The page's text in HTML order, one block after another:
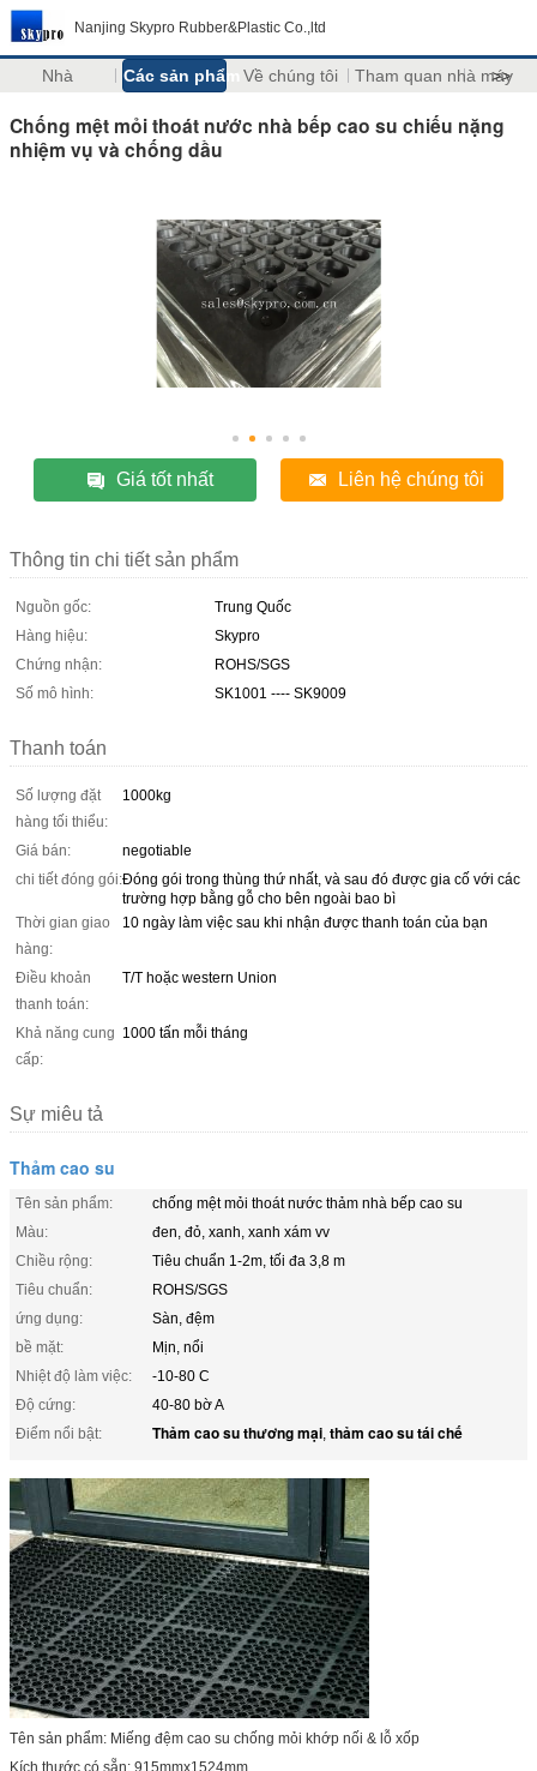
Nanjing Skypro Rubber&Plastic Co.,ltd
Nhà Các sản phẩm Về chúng tôi Tham quan nhà máy
>>
Chống mệt mỏi thoát nước nhà bếp cao su chiếu nặng
nhiệm vụ và chống dầu
Giá tốt nhất Liên hệ chúng tôi
Thông tin chi tiết sản phẩm
Nguồn gốc:
Trung Quốc
Hàng hiệu:
Skypro
Chứng nhận:
ROHS/SGS
Số mô hình:
SK1001 ---- SK9009
Thanh toán
Số lượng đặt
hàng tối thiểu:
1000kg
Giá bán:
negotiable
chi tiết đóng gói:Đóng gói trong thùng thứ nhất, và sau đó được gia cố với các
trường hợp bằng gỗ cho bên ngoài bao bì
Thời gian giao
hàng:
10 ngày làm việc sau khi nhận được thanh toán của bạn
Điều khoản
thanh toán:
T/T hoặc western Union
Khả năng cung
cấp:
1000 tấn mỗi tháng
Sự miêu tả
Thảm cao su
Tên sản phẩm:
chống mệt mỏi thoát nước thảm nhà bếp cao su
Màu:
đen, đỏ, xanh, xanh xám vv
Chiều rộng:
Tiêu chuẩn 1-2m, tối đa 3,8 m
Tiêu chuẩn:
ROHS/SGS
ứng dụng:
Sàn, đệm
bề mặt:
Mịn, nổi
Nhiệt độ làm việc:
-10-80 C
Độ cứng:
40-80 bờ A
Điểm nổi bật:
Thảm cao su thương mại, thảm cao su tái chế
Tên sản phẩm: Miếng đệm cao su chống mỏi khớp nối & lỗ xốp
Kích thước có sẵn: 915mmx1524mm